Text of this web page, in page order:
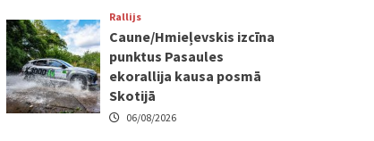
Rallijs
Caune/Hmieļevskis izcīna
punktus Pasaules
ekorallija kausa posmā
Skotijā
06/08/2026